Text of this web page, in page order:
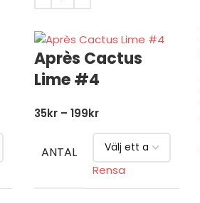
Après Cactus
Lime #4
35kr – 199kr
ANTAL
Rensa